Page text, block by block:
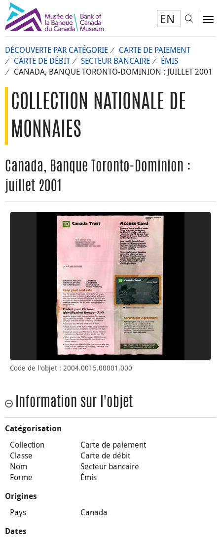
EN
DÉCOUVERTE PAR CATÉGORIE
CARTE DE PAIEMENT
CARTE DE DÉBIT
SECTEUR BANCAIRE
ÉMIS
CANADA, BANQUE TORONTO-DOMINION : JUILLET 2001
COLLECTION NATIONALE DE
MONNAIES
Canada, Banque Toronto-Dominion :
juillet 2001
Code de l'objet : 2004.0015.00001.000
Information sur l'objet
Catégorisation
Collection
Carte de paiement
Classe
Carte de débit
Nom
Secteur bancaire
Forme
Émis
Origines
Pays Canada
Dates